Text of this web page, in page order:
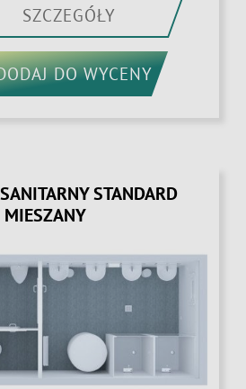
SZCZEGÓŁY
DO WYCENY
STANDARD
MIESZANY